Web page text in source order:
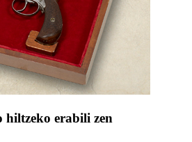
hiltzeko erabili zen